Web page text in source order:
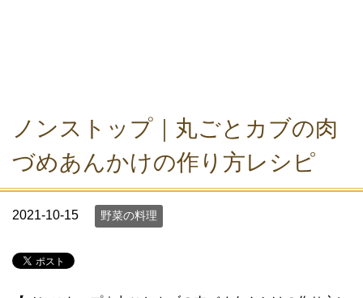
ノンストップ｜丸ごとカブの肉
づめあんかけの作り方レシピ
2021-10-15 野菜の料理